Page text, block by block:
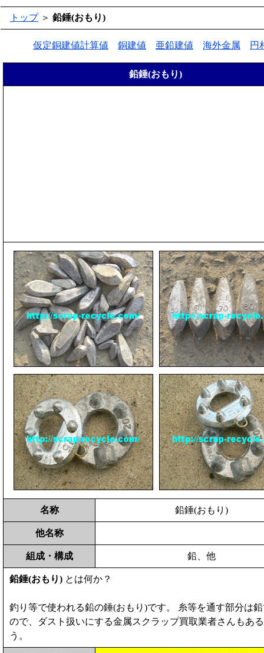
トップ＞ 鉛錘(おもり)
仮定銅建値計算値 銅建値 亜鉛建値 海外金属 円
鉛錘(おもり)
名称 鉛錘(おもり)
他名称
組成・構成 鉛、他
鉛錘(おもり) とは何か？
釣り等で使われる鉛の錘(おもり)です。 糸等を通す部分は
ので、ダスト扱いにする金属スクラップ買取業者さんもあ
う。